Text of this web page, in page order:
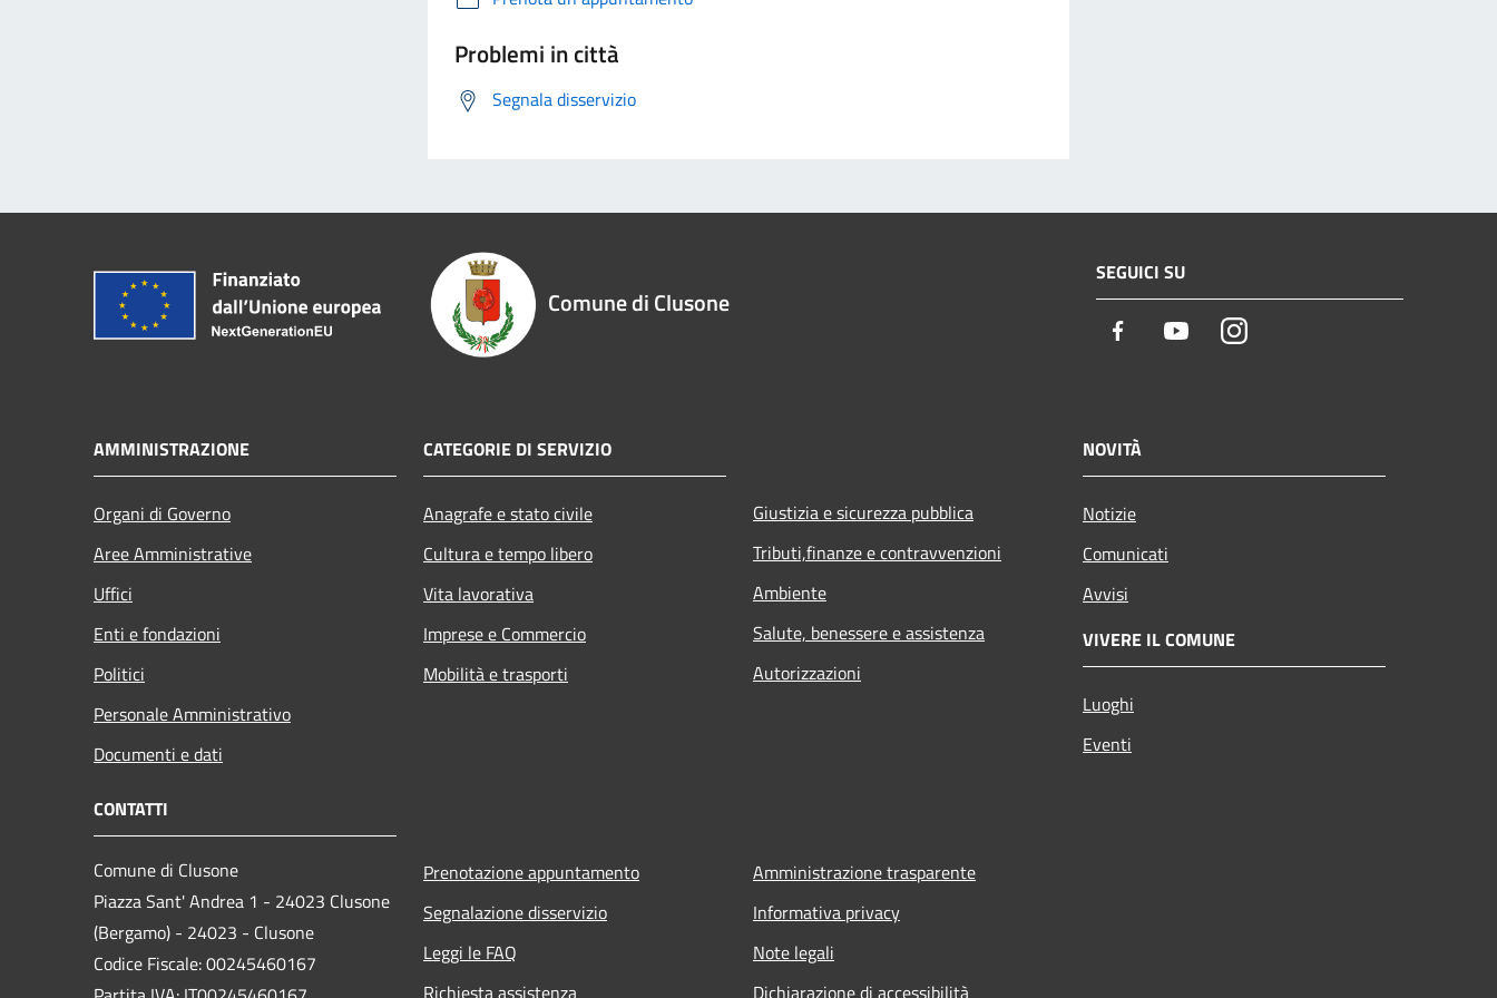
Problemi in città
Segnala disservizio
Comune di Clusone
SEGUICI SU
Facebook YoutubeInstagram
AMMINISTRAZIONE
Organi di Governo
Aree Amministrative
Uffici
Enti e fondazioni
Politici
Personale Amministrativo
Documenti e dati
CATEGORIE DI SERVIZIO
Anagrafe e stato civile
Cultura e tempo libero
Vita lavorativa
Imprese e Commercio
Mobilità e trasporti
Giustizia e sicurezza pubblica
Tributi,finanze e contravvenzioni
Ambiente
Salute, benessere e assistenza
Autorizzazioni
NOVITÀ
Notizie
Comunicati
Avvisi
VIVERE IL COMUNE
Luoghi
Eventi
CONTATTI
Comune di Clusone
Piazza Sant' Andrea 1 - 24023 Clusone
(Bergamo) - 24023 - Clusone
Codice Fiscale: 00245460167
Prenotazione appuntamento
Segnalazione disservizio
Leggi le FAQ
Richiesta assistenza
Amministrazione trasparente
Informativa privacy
Note legali
Dichiarazione di accessibilità